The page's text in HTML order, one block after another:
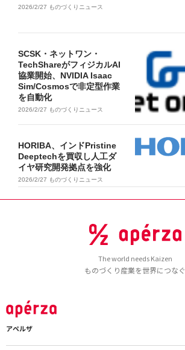
2026/2/27 ものづくりニュース
SCSK・ネットワン・
TechShareがフィジカルAI
協業開始、NVIDIA Isaac
Sim/Cosmosで非定型作業
を自動化
2026/2/27 ものづくりニュース
HORIBA、インドPristine
Deeptechを買収し人工ダ
イヤ研究開発拠点を強化
2026/2/27 ものづくりニュース
The world needs Kaizen
ものづくり産業を世界につなぐ
アペルザ